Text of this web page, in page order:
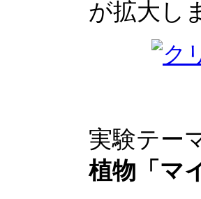
が拡大し
アク
実験テー
植物「マ